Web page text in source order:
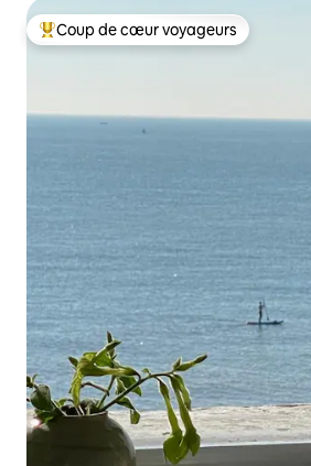
Coups de cœur voyageurs les plus
Coup de cœur voyageurs